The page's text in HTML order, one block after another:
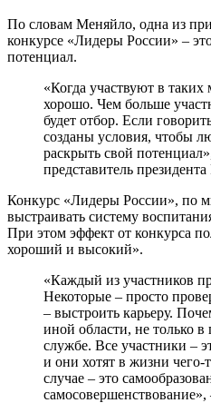
По словам Меняйло, одна из
конкурсе «Лидеры России» –
потенциал.
«Когда участвуют в
хорошо. Чем больше
будет отбор. Если
созданы условия, чтобы
раскрыть свой
представитель
Конкурс «Лидеры России», по
выстраивать систему
При этом эффект от конкурса
хороший и высокий».
«Каждый из участников
Некоторые – просто
– выстроить карьеру.
иной области, не только в
службе. Все участники –
и они хотят в жизни
случае – это